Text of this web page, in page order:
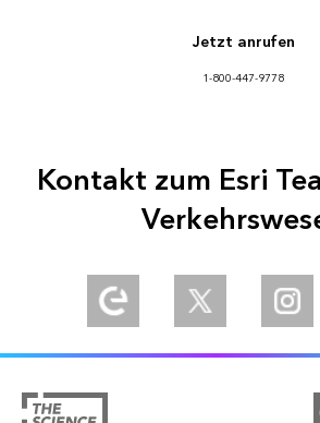
Jetzt anrufen
1-800-447-9778
Kontakt zum Esri